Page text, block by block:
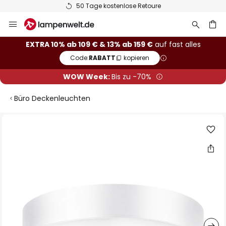
50 Tage kostenlose Retoure
Inhalt
springen
EXTRA 10% ab 109 € & 13% ab 159 €auf fast alles
Code:RABATT kopieren
WOW Week:Bis zu -70%
Büro Deckenleuchten